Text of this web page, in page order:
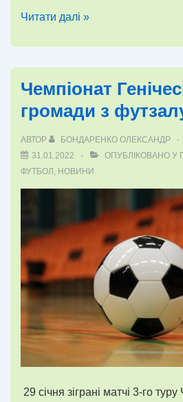
Чемпіонат
футзалу
9
Читати далі »
Чемпіонат
громади з
АВТОР БОНДАРЕНКО ОЛЕКСАНДР
31.01.2022
ОПУБЛІКОВАНО У
ФУТБОЛ , НОВИНИ
29 січня зіграні матчі 3-го